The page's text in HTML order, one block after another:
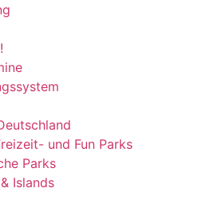
und Fun Parks
Parks
Islands